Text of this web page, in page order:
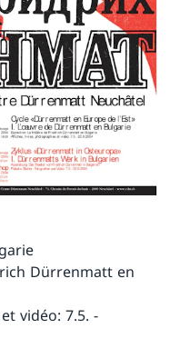
Dürrenmatt en
vidéo: 7.5. -